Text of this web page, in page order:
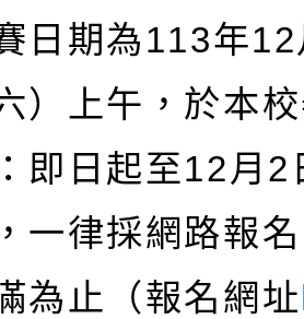
日期為113年12
）上午，於本
即日起至12月 2
一律採網路報
為止（報名網址